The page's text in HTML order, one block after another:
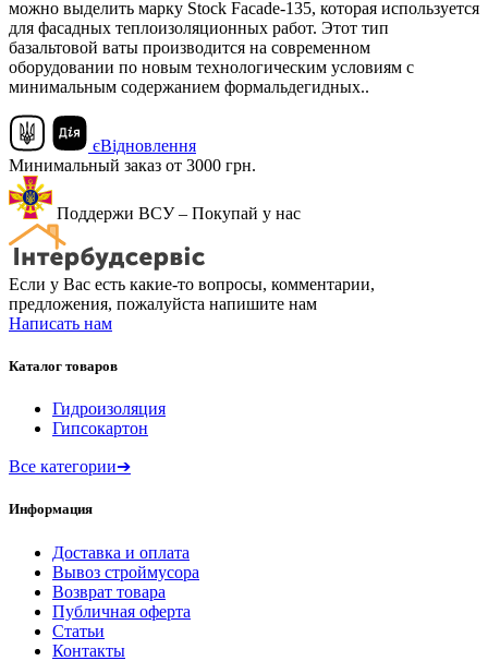
можно выделить марку Stock Facade-135, которая используется
для фасадных теплоизоляционных работ. Этот тип
базальтовой ваты производится на современном
оборудовании по новым технологическим условиям с
минимальным содержанием формальдегидных..
єВідновлення
Минимальный заказ от 3000 грн.
Поддержи ВСУ – Покупай у нас
Если у Вас есть какие-то вопросы, комментарии,
предложения, пожалуйста напишите нам
Написать нам
Каталог товаров
Гидроизоляция
Гипсокартон
Все категории➔
Информация
Доставка и оплата
Вывоз строймусора
Возврат товара
Публичная оферта
Статьи
Контакты